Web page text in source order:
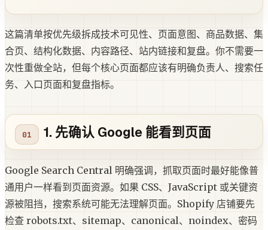
这篇清单按优先级拆成技术可见性、页面意图、商品数据、集
合页、结构化数据、内容路径、站内链接和复盘。你不需要一
次性重做全站，但每个核心页面都应该有明确负责人、搜索任
务、入口页面和复盘指标。
1. 先确认 Google 能看到页面
Google Search Central 明确强调，抓取页面时最好能像普
通用户一样看到页面资源。如果 CSS、JavaScript 或关键资
源被阻挡，搜索系统可能无法理解页面。Shopify 店铺要先
检查 robots.txt、sitemap、canonical、noindex、密码